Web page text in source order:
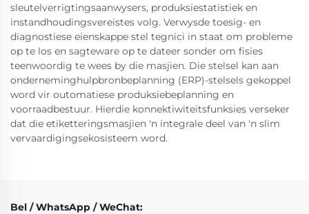
sleutelverrigtingsaanwysers, produksiestatistiek en
instandhoudingsvereistes volg. Verwysde toesig- en
diagnostiese eienskappe stel tegnici in staat om probleme
op te los en sagteware op te dateer sonder om fisies
teenwoordig te wees by die masjien. Die stelsel kan aan
onderneminghulpbronbeplanning (ERP)-stelsels gekoppel
word vir outomatiese produksiebeplanning en
voorraadbestuur. Hierdie konnektiwiteitsfunksies verseker
dat die etiketteringsmasjien 'n integrale deel van 'n slim
vervaardigingsekosisteem word.
Bel / WhatsApp / WeChat: